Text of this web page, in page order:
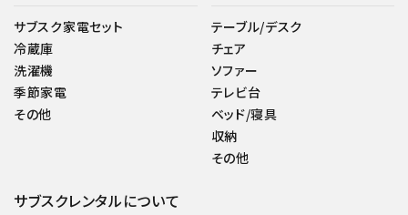
サブスク家電セット
冷蔵庫
洗濯機
季節家電
その他
テーブル/デスク
チェア
ソファー
テレビ台
ベッド/寝具
収納
その他
サブスクレンタルについて